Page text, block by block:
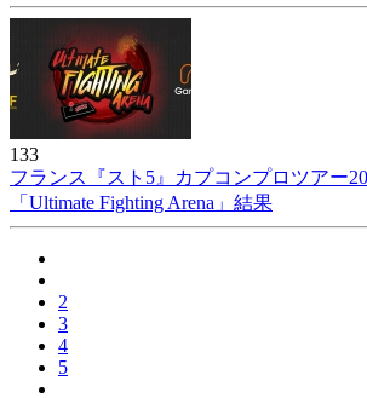
133
フランス『スト5』カプコンプロツアー
「Ultimate Fighting Arena」結果
2
3
4
5